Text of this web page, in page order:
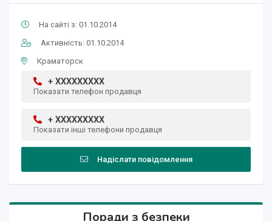
На сайті з: 01.10.2014
Активність: 01.10.2014
Краматорск
+ XXXXXXXXX
Показати телефон продавця
+ XXXXXXXXX
Показати інші телефони продавця
Надіслати повідомлення
Поради з безпеки